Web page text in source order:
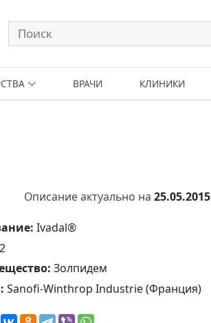
ВРАЧИ КЛИНИКИ
Описание актуально на 25.05.2015
Ivadal®
Золпидем
Sanofi-Winthrop Industrie (Франция)